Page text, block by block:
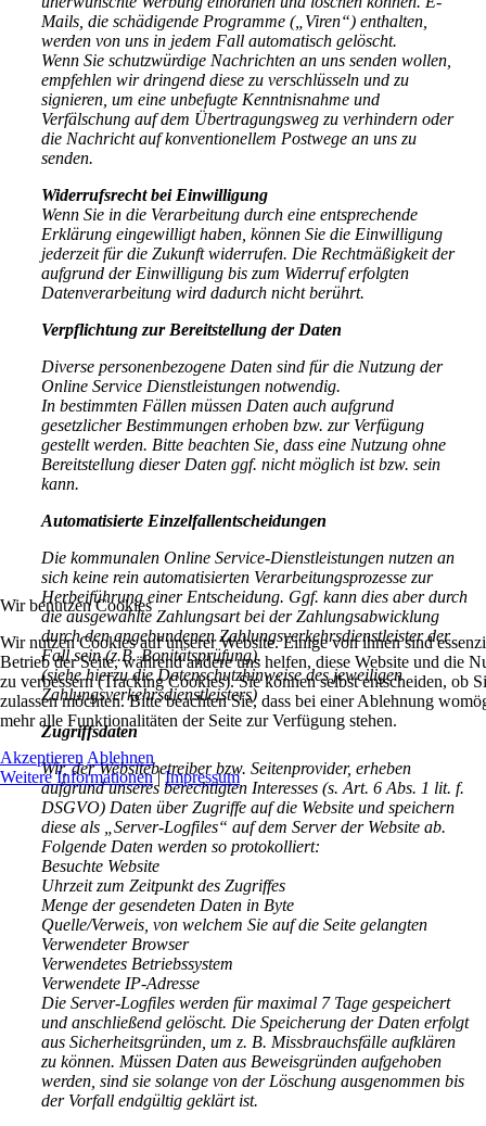
Mails, die schädigende Programme („Viren“) enthalten,
werden von uns in jedem Fall automatisch gelöscht.
Wenn Sie schutzwürdige Nachrichten an uns senden wollen,
empfehlen wir dringend diese zu verschlüsseln und zu
signieren, um eine unbefugte Kenntnisnahme und
Verfälschung auf dem Übertragungsweg zu verhindern oder
die Nachricht auf konventionellem Postwege an uns zu
senden.
Widerrufsrecht bei Einwilligung
Wenn Sie in die Verarbeitung durch eine entsprechende
Erklärung eingewilligt haben, können Sie die Einwilligung
jederzeit für die Zukunft widerrufen. Die Rechtmäßigkeit der
aufgrund der Einwilligung bis zum Widerruf erfolgten
Datenverarbeitung wird dadurch nicht berührt.
Verpflichtung zur Bereitstellung der Daten
Diverse personenbezogene Daten sind für die Nutzung der
Online Service Dienstleistungen notwendig.
In bestimmten Fällen müssen Daten auch aufgrund
gesetzlicher Bestimmungen erhoben bzw. zur Verfügung
gestellt werden. Bitte beachten Sie, dass eine Nutzung ohne
Bereitstellung dieser Daten ggf. nicht möglich ist bzw. sein
kann.
Automatisierte Einzelfallentscheidungen
Die kommunalen Online Service-Dienstleistungen nutzen an
sich keine rein automatisierten Verarbeitungsprozesse zur
Herbeiführung einer Entscheidung. Ggf. kann dies aber durch
die ausgewählte Zahlungsart bei der Zahlungsabwicklung
durch den angebundenen Zahlungsverkehrsdienstleister der
Fall sein (z.B. Bonitätsprüfung).
(siehe hierzu die Datenschutzhinweise des jeweiligen
Zahlungsverkehrsdienstleisters)
Zugriffsdaten
Wir, der Websitebetreiber bzw. Seitenprovider, erheben
aufgrund unseres berechtigten Interesses (s. Art. 6 Abs. 1 lit. f.
DSGVO) Daten über Zugriffe auf die Website und speichern
diese als „Server-Logfiles“ auf dem Server der Website ab.
Folgende Daten werden so protokolliert:
Besuchte Website
Uhrzeit zum Zeitpunkt des Zugriffes
Menge der gesendeten Daten in Byte
Quelle/Verweis, von welchem Sie auf die Seite gelangten
Verwendeter Browser
Verwendetes Betriebssystem
Verwendete IP-Adresse
Die Server-Logfiles werden für maximal 7 Tage gespeichert
und anschließend gelöscht. Die Speicherung der Daten erfolgt
aus Sicherheitsgründen, um z. B. Missbrauchsfälle aufklären
zu können. Müssen Daten aus Beweisgründen aufgehoben
werden, sind sie solange von der Löschung ausgenommen bis
der Vorfall endgültig geklärt ist.
Wir benutzen Cookies
Wir nutzen Cookies auf unserer Website. Einige von ihnen sind
Betrieb der Seite, während andere uns helfen, diese Website und die
zu verbessern (Tracking Cookies). Sie können selbst entscheiden, ob
zulassen möchten. Bitte beachten Sie, dass bei einer Ablehnung
mehr alle Funktionalitäten der Seite zur Verfügung stehen.
Akzeptieren Ablehnen
Weitere Informationen|Impressum